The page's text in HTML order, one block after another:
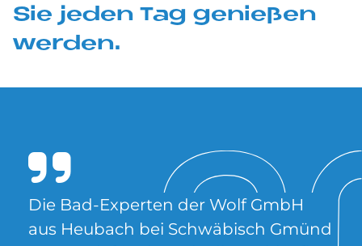
Sie je­den Tag ge­nie­ßen
wer­den.
Die Bad-Ex­per­ten der Wolf GmbH
aus Heu­bach bei Schwä­bisch Gmünd